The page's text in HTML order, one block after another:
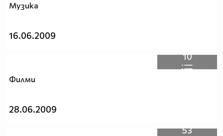
Музика
16.06.2009
10
Филми
28.06.2009
53